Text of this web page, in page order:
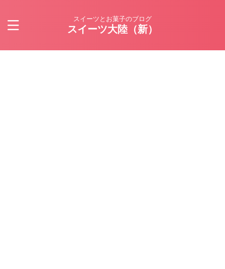
スイーツとお菓子のブログ
スイーツ大陸（新）